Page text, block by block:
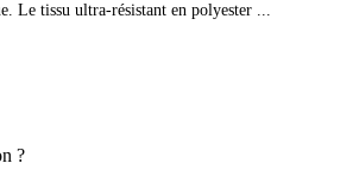
Le tissu ultra-résistant en polyester ...
?